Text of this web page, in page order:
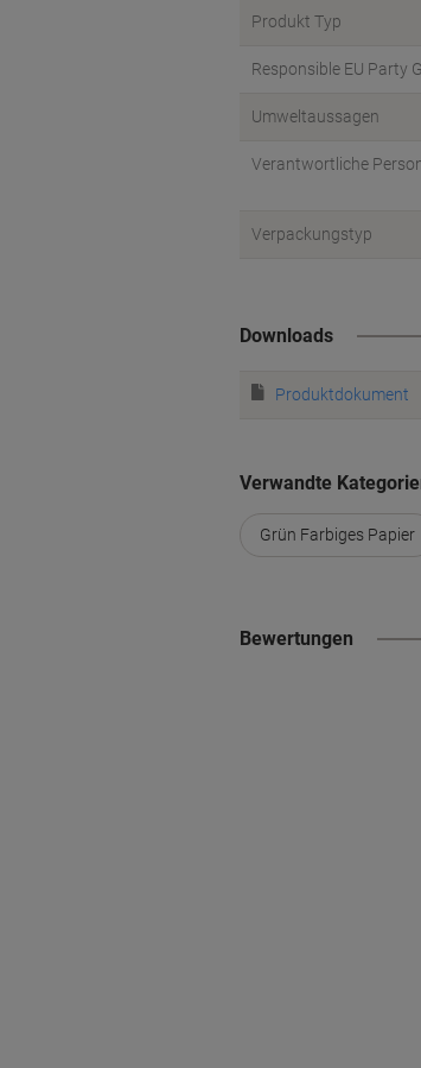
Produkt Typ
Responsible EU Party
Umweltaussagen
Verantwortliche
Verpackungstyp
Downloads
Produktdokument
Verwandte
Grün Farbiges Papier
Bewertungen